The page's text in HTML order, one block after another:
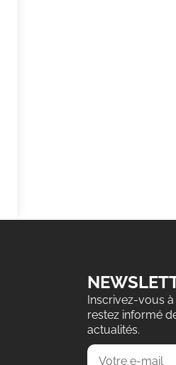
Inscrivez-vous
restez informé
actualités.